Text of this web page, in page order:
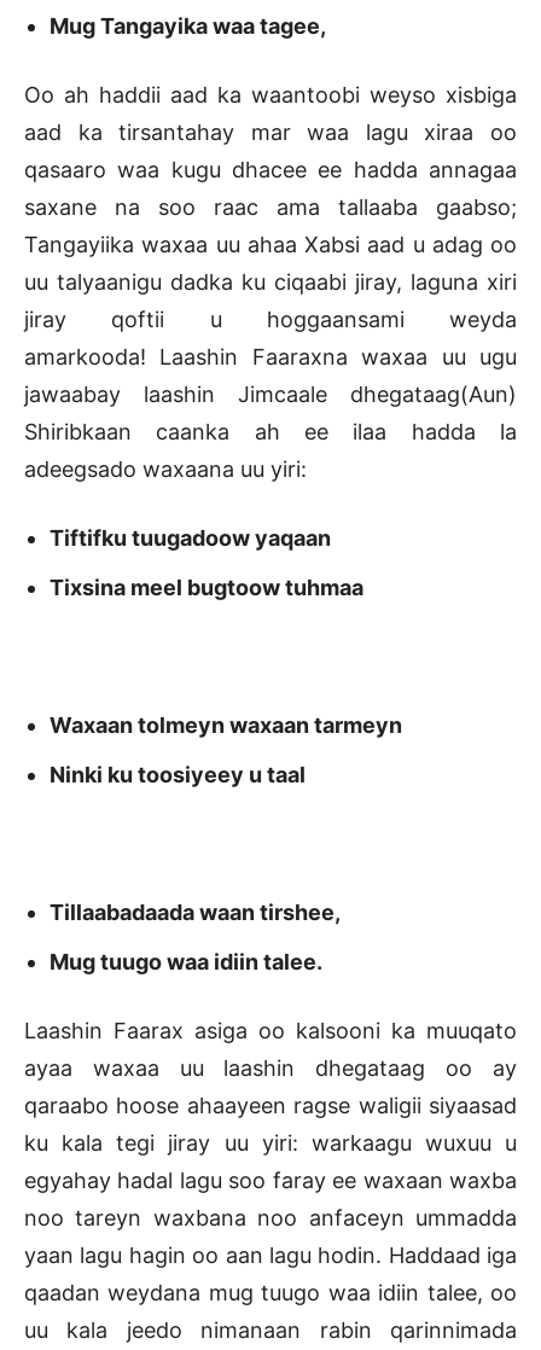
Mug Tangayika waa tagee,
Oo ah haddii aad ka waantoobi weyso xisbiga
aad ka tirsantahay mar waa lagu xiraa oo
qasaaro waa kugu dhacee ee hadda annagaa
saxane na soo raac ama tallaaba gaabso;
Tangayiika waxaa uu ahaa Xabsi aad u adag oo
uu talyaanigu dadka ku ciqaabi jiray, laguna xiri
jiray qoftii u hoggaansami weyda
amarkooda! Laashin Faaraxna waxaa uu ugu
jawaabay laashin Jimcaale dhegataag(Aun)
Shiribkaan caanka ah ee ilaa hadda la
adeegsado waxaana uu yiri:
Tiftifku tuugadoow yaqaan
Tixsina meel bugtoow tuhmaa
Waxaan tolmeyn waxaan tarmeyn
Ninki ku toosiyeey u taal
Tillaabadaada waan tirshee,
Mug tuugo waa idiin talee.
Laashin Faarax asiga oo kalsooni ka muuqato
ayaa waxaa uu laashin dhegataag oo ay
qaraabo hoose ahaayeen ragse waligii siyaasad
ku kala tegi jiray uu yiri: warkaagu wuxuu u
egyahay hadal lagu soo faray ee waxaan waxba
noo tareyn waxbana noo anfaceyn ummadda
yaan lagu hagin oo aan lagu hodin. Haddaad iga
qaadan weydana mug tuugo waa idiin talee, oo
uu kala jeedo nimanaan rabin qarinnimada